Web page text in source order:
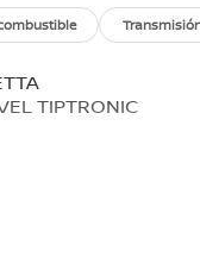
TIPTRONIC